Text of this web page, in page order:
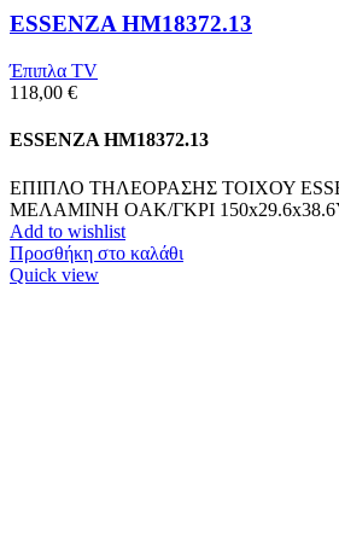
ESSENZA HM18372.13
Έπιπλα TV
118,00 €
ESSENZA HM18372.13
ΕΠΙΠΛΟ ΤΗΛΕΟΡΑΣΗΣ ΤΟΙΧΟΥ
ΜΕΛΑΜΙΝΗ OAK/ΓΚΡΙ
Add to wishlist
Προσθήκη στο καλάθι
Quick view